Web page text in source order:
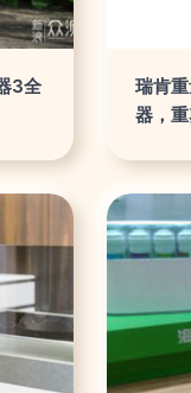
3全
瑞肯
器，